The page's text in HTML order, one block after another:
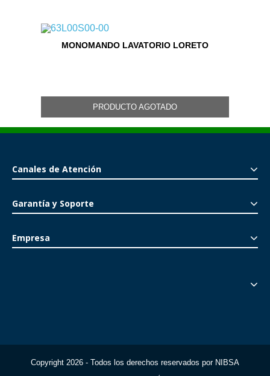
MONOMANDO LAVATORIO LORETO
PRODUCTO AGOTADO
Canales de Atención
Garantía y Soporte
Empresa
Copyright 2026 - Todos los derechos reservados por NIBSA